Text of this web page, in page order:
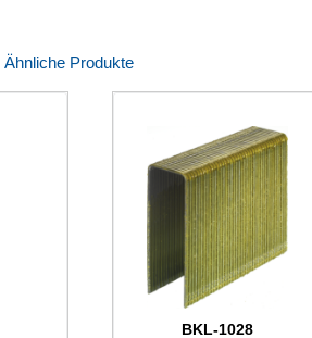
Ähnliche Produkte
BKL-1028